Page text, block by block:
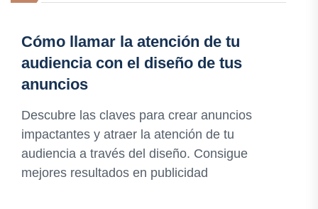
Cómo llamar la atención de tu
audiencia con el diseño de tus
anuncios
Descubre las claves para crear anuncios
impactantes y atraer la atención de tu
audiencia a través del diseño. Consigue
mejores resultados en publicidad